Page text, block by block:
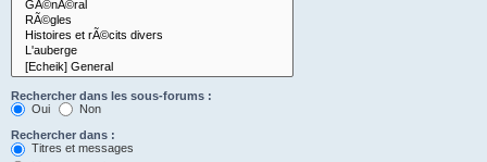
Rechercher dans les sous-forums :
Oui
Non
Rechercher dans :
Titres et messages